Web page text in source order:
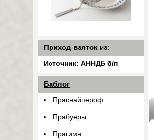
Приход взяток из:
Источник: АННДБ б/п
Баблог
Праснайпероф
Прабуеры
Прагимн